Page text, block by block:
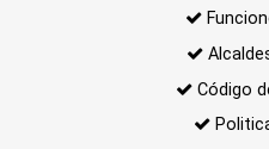
Código